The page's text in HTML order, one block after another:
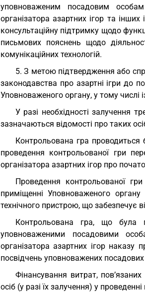
уповноваженим посадовим
організатора азартних ігор та
консультаційну підтримку щодо
письмових пояснень щодо
комунікаційних технологій.
5. З метою підтвердження або
законодавства про азартні ігри до
Уповноваженого органу, у тому числі
У разі необхідності залучення
зазначаються відомості про таких
Контрольована гра проводиться
проведення контрольованої гри
організатора азартних ігор про
Проведення контрольованої
приміщенні Уповноваженого органу
технічного пристрою, що забезпечує
Контрольована гра, що була
уповноваженими посадовими
організатора азартних ігор
посвідчень уповноважених
Фінансування витрат,
осіб (у разі їх залучення) у